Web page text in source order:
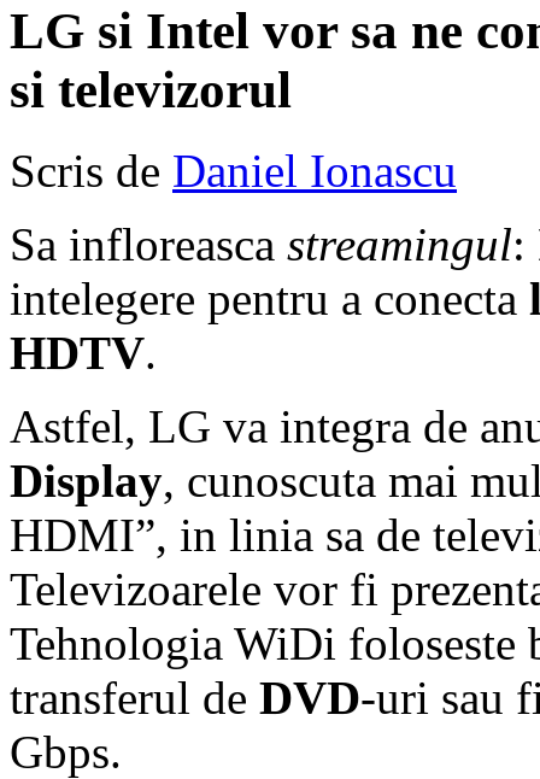
LG si Intel vor sa ne
si televizorul
Scris de Daniel Ionascu
Sa infloreasca streamingul:
intelegere pentru a conecta
HDTV.
Astfel, LG va integra de
Display, cunoscuta mai
HDMI”, in linia sa de
Televizoarele vor fi
Tehnologia WiDi foloseste
transferul de DVD-uri sau
Gbps.